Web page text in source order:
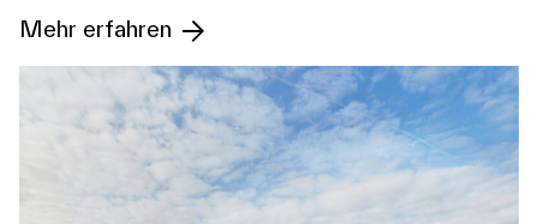
Mehr erfahren